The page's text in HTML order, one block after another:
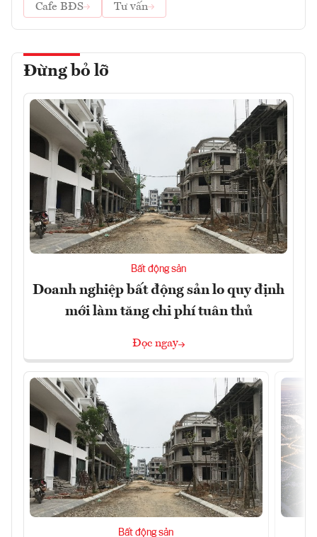
Cafe BĐS
Tư vấn
Đừng bỏ lỡ
Bất động sản
Doanh nghiệp bất động sản lo quy định
mới làm tăng chi phí tuân thủ
Đọc ngay
Bất động sản